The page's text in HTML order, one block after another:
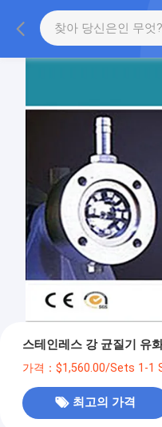
스테인레스 강 균질기 유
가격：$1,560.00/Sets 1-1
최고의 가격